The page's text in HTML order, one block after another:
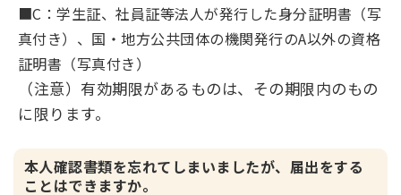
■C：学生証、社員証等法人が発行した身分証明書（写
真付き）、国・地方公共団体の機関発行のA以外の資格
証明書（写真付き）
（注意）有効期限があるものは、その期限内のもの
に限ります。
本人確認書類を忘れてしまいましたが、届出をする
ことはできますか。